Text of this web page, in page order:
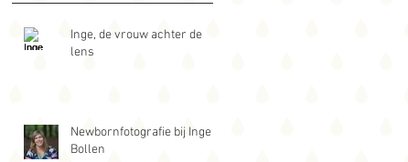
Inge, de vrouw achter de
lens
Newbornfotografie bij Inge
Bollen